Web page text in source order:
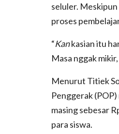
seluler.
proses
“Kankasian itu
Masa nggak
Menurut Titiek
Penggerak
masing sebesar
para siswa.